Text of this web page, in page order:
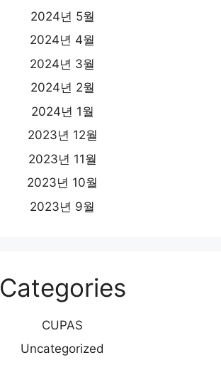
2024년 5월
2024년 4월
2024년 3월
2024년 2월
2024년 1월
2023년 12월
2023년 11월
2023년 10월
2023년 9월
Categories
CUPAS
Uncategorized